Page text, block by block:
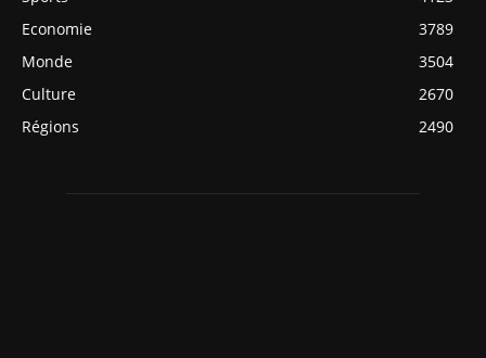
Economie
3789
Monde
3504
Culture
2670
Régions
2490